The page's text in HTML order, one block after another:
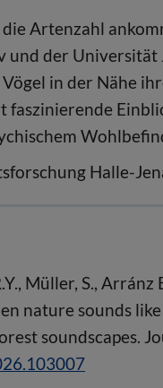
die Artenzahl
der Universität
in der Nähe
Halle-
Müller, S., Arránz
nature sounds
soundscapes.